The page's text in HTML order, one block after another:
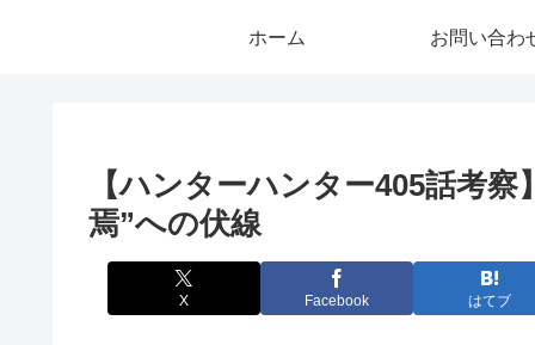
ホーム お問い合わ
【ハンターハンター405話考
焉”への伏線
X Facebook はてブ